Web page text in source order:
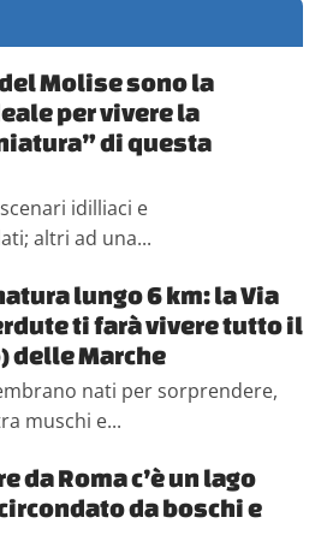
Molise sono la
per vivere la
di questa
idilliaci e
altri ad una...
lungo 6 km: la Via
ti farà vivere tutto il
delle Marche
nati per sorprendere,
muschi e...
da Roma c’è un lago
da boschi e